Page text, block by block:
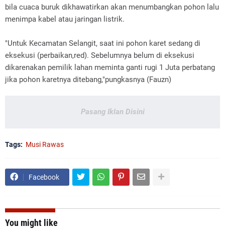
bila cuaca buruk dikhawatirkan akan menumbangkan pohon lalu
menimpa kabel atau jaringan listrik.
"Untuk Kecamatan Selangit, saat ini pohon karet sedang di
eksekusi (perbaikan,red). Sebelumnya belum di eksekusi
dikarenakan pemilik lahan meminta ganti rugi 1 Juta perbatang
jika pohon karetnya ditebang,"pungkasnya (Fauzn)
Pasang Iklan Disini
Tags: Musi Rawas
Facebook
You might like